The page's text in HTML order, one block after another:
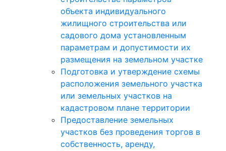
объекта индивидуального
жилищного строительства или
садового дома установленным
параметрам и допустимости их
размещения на земельном участке
Подготовка и утверждение схемы
расположения земельного участка
или земельных участков на
кадастровом плане территории
Предоставление земельных
участков без проведения торгов в
собственность, аренду,